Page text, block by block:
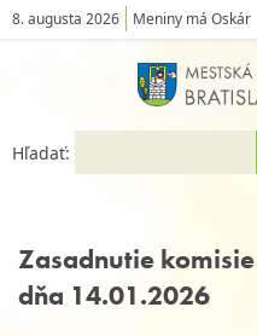
8. augusta 2026 Meniny má Oskár
Hľadať:
Zasadnutie
dňa 14.01.2026